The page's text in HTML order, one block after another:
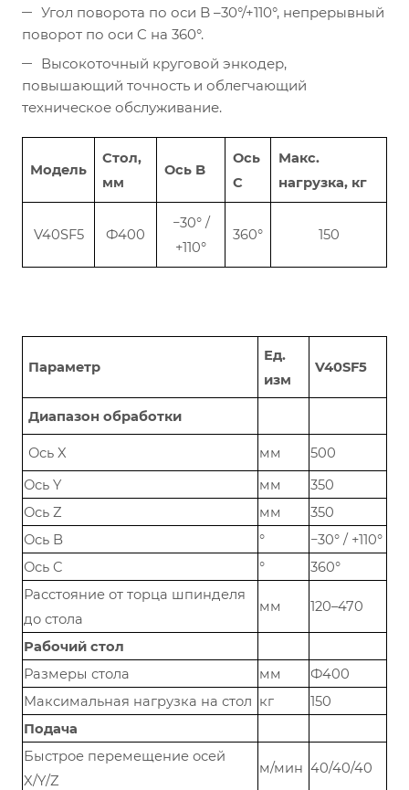
Угол поворота по оси B –30°/+110°, непрерывный
поворот по оси C на 360°.
Высокоточный круговой энкодер,
повышающий точность и облегчающий
техническое обслуживание.
Модель
Стол,
мм
Ось B
Ось
C
Макс.
нагрузка, кг
V40SF5 Ф400
−30° /
+110°
360° 150
Параметр
Ед.
изм
V40SF5
Диапазон обработки
Ось X мм
500
Ось Y
мм
350
Ось Z
мм
350
Ось B
°
−30° / +110°
Ось C
°
360°
Расстояние от торца шпинделя
до стола
мм 120–470
Рабочий стол
Размеры стола
мм
Ф400
Максимальная нагрузка на стол кг
150
Подача
Быстрое перемещение осей
X/Y/Z
м/мин 40/40/40